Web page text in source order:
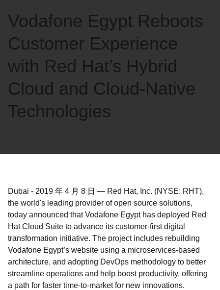
Vodafone Egypt Reboots
Customer Experience
with Red Hat’s Hybrid
Cloud and Cloud-Native
Technologies
Dubai - 2019 年 4 月 8 日 — Red Hat, Inc. (NYSE: RHT),
the world's leading provider of open source solutions,
today announced that Vodafone Egypt has deployed Red
Hat Cloud Suite to advance its customer-first digital
transformation initiative. The project includes rebuilding
Vodafone Egypt’s website using a microservices-based
architecture, and adopting DevOps methodology to better
streamline operations and help boost productivity, offering
a path for faster time-to-market for new innovations.